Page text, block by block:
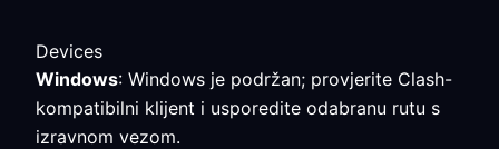
Devices
Windows: Windows je podržan; provjerite Clash-
kompatibilni klijent i usporedite odabranu rutu s
izravnom vezom.